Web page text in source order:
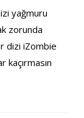
yağmuru
zorunda
dizi iZombie
kaçırmasın